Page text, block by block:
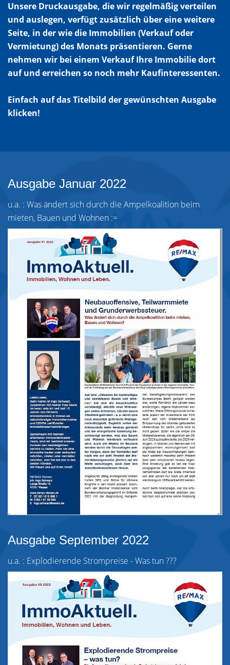
Unsere Druckausgabe, die wir regelmäßig verteilen
und auslegen, verfügt zusätzlich über eine weitere
Seite, in der wie die Immobilien (Verkauf oder
Vermietung) des Monats präsentieren. Gerne
nehmen wir bei einem Verkauf Ihre Immobilie dort
auf und erreichen so noch mehr Kaufinteressenten.
Einfach auf das Titelbild der gewünschten Ausgabe
klicken!
Ausgabe Januar 2022
u.a. : Was ändert sich durch die Ampelkoalition beim
mieten, Bauen und Wohnen :=
Ausgabe September 2022
u.a. : Explodierende Strompreise - Was tun ???